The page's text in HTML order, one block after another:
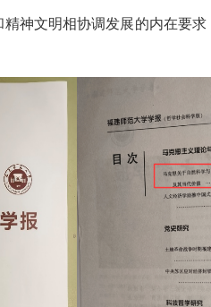
神文明相协调发展的内在要